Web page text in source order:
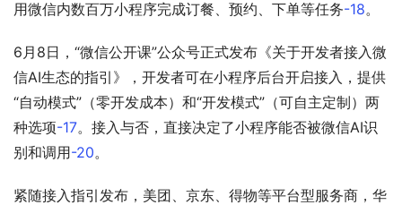
用微信内数百万小程序完成订餐、预约、下单等任务-18。
6月8日，“微信公开课”公众号正式发布《关于开发者接入微
信AI生态的指引》，开发者可在小程序后台开启接入，提供
“自动模式”（零开发成本）和“开发模式”（可自主定制）两
种选项-17。接入与否，直接决定了小程序能否被微信AI识
别和调用-20。
紧随接入指引发布，美团、京东、得物等平台型服务商，华